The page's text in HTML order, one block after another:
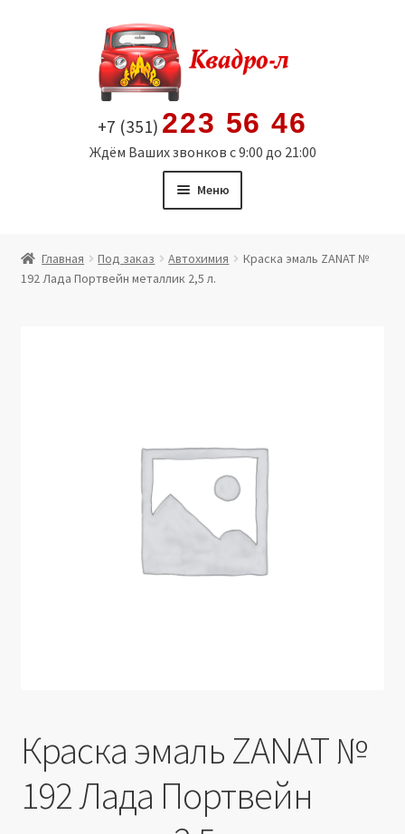
содержимому
+7 (351) 223 56 46
Ждём Ваших звонков с 9:00 до 21:00
Меню
Витрина
Юридические данные
Главная Под заказ Автохимия
Краска эмаль ZANAT №
192 Лада Портвейн металлик 2,5 л.
Краска эмаль ZANAT №
192 Лада Портвейн